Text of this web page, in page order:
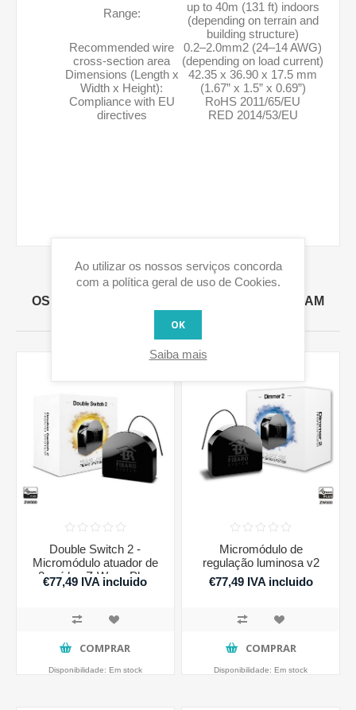
Range:
up to 40m (131 ft) indoors
(depending on terrain and
building structure)
Recommended wire
cross-section area
0.2–2.0mm2 (24–14 AWG)
(depending on load current)
Dimensions (Length x
Width x Height):
42.35 x 36.90 x 17.5 mm
(1.67” x 1.5” x 0.69”)
Compliance with EU
directives
RoHS 2011/65/EU
RED 2014/53/EU
OS NOSSOS CLIENTES TAMBÉM COMPRARAM
Double Switch 2 -
Micromódulo atuador de
2 saídas Z-Wave Plus
€77,49 IVA incluido
COMPRAR
Disponibilidade: Em stock
Micromódulo de
regulação luminosa v2
€77,49 IVA incluido
COMPRAR
Disponibilidade: Em stock
Ao utilizar os nossos serviços concorda
com a política geral de uso de Cookies.
OK
Saiba mais